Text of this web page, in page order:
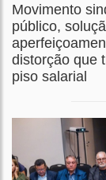
Movimento
público,
distorção que
piso salarial